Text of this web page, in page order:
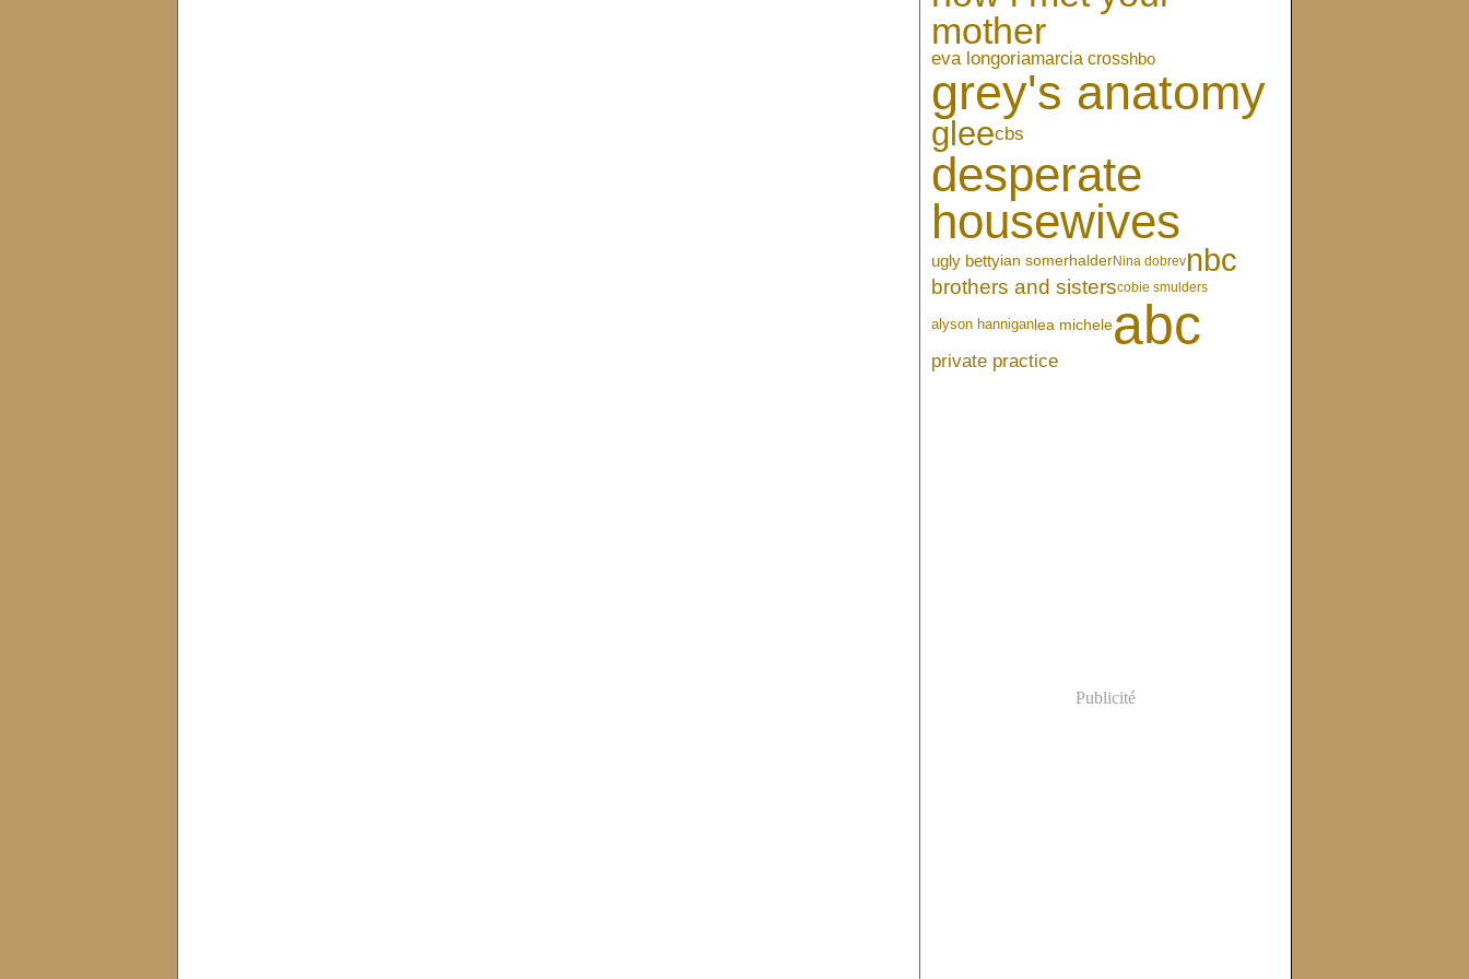
mother
eva longoriamarcia crosshbo
grey's anatomy
gleecbs
desperate
housewives
ugly bettyian somerhalderNina dobrevnbc
brothers and sisterscobie smulders
alyson hanniganlea micheleabc
private practice
Publicité